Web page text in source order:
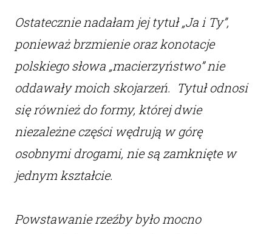
Ostatecznie nadałam jej tytuł „Ja i Ty”,
ponieważ brzmienie oraz konotacje
polskiego słowa „macierzyństwo” nie
oddawały moich skojarzeń. Tytuł odnosi
się również do formy, której dwie
niezależne części wędrują w górę
osobnymi drogami, nie są zamknięte w
jednym kształcie.
Powstawanie rzeźby było mocno